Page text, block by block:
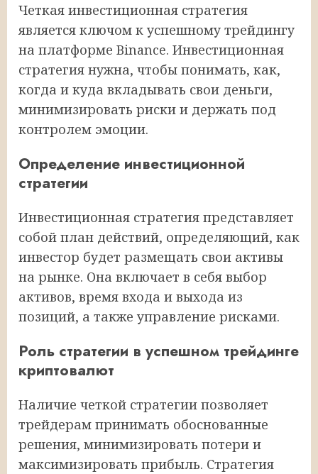
Четкая инвестиционная стратегия
является ключом к успешному трейдингу
на платформе Binance. Инвестиционная
стратегия нужна, чтобы понимать, как,
когда и куда вкладывать свои деньги,
минимизировать риски и держать под
контролем эмоции.
Определение инвестиционной
стратегии
Инвестиционная стратегия представляет
собой план действий, определяющий, как
инвестор будет размещать свои активы
на рынке. Она включает в себя выбор
активов, время входа и выхода из
позиций, а также управление рисками.
Роль стратегии в успешном трейдинге
криптовалют
Наличие четкой стратегии позволяет
трейдерам принимать обоснованные
решения, минимизировать потери и
максимизировать прибыль. Стратегия